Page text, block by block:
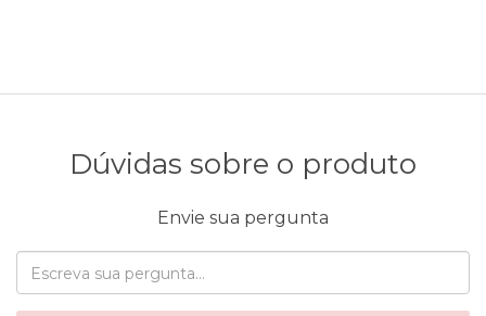
Dúvidas sobre o produto
Envie sua pergunta